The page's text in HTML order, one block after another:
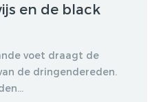
en de black
voet draagt de
de dringendereden.